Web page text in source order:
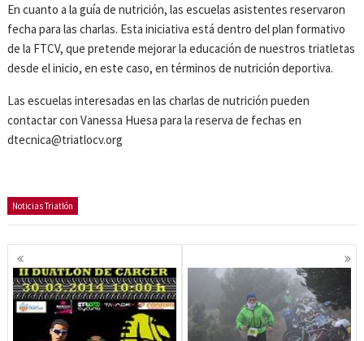
En cuanto a la guía de nutrición, las escuelas asistentes reservaron
fecha para las charlas. Esta iniciativa está dentro del plan formativo
de la FTCV, que pretende mejorar la educación de nuestros triatletas
desde el inicio, en este caso, en términos de nutrición deportiva.
Las escuelas interesadas en las charlas de nutrición pueden
contactar con Vanessa Huesa para la reserva de fechas en
dtecnica@triatlocv.org
Noticias Triatlón
Navegación
de
entradas